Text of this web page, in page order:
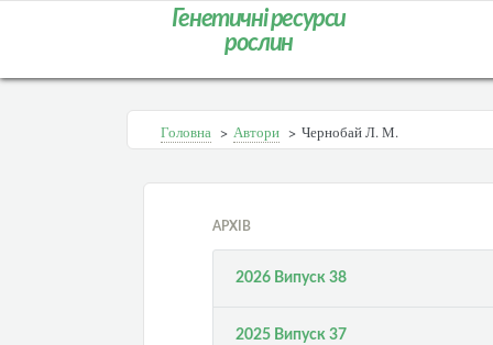
Генетичні ресурси
рослин
Головна > Автори > Чернобай Л. М.
АРХІВ
2026 Випуск 38
2025 Випуск 37